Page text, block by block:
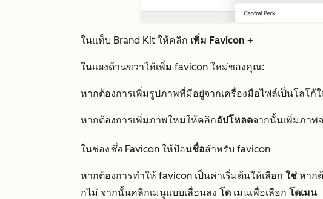
ในแท็บ Brand Kit ให้คลิก เพิ่ม Favicon +
ในแผงด้านขวาให้เพิ่ม favicon ใหม่ของคุณ:
หากต้องการเพิ่มรูปภาพที่มีอยู่จากเครื่องมือไฟล์เป็นโลโก้
หากต้องการเพิ่มภาพใหม่ให้คลิกอัปโหลดจากนั้นเพิ่มภาพ
ในช่องชื่อ Favicon ให้ป้อนชื่อสำหรับ favicon
หากต้องการทำให้ favicon เป็นค่าเริ่มต้นให้เลือก ใช่ หาก
กไม่ จากนั้นคลิกเมนูแบบเลื่อนลง โด เมนเพื่อเลือก โดเมน